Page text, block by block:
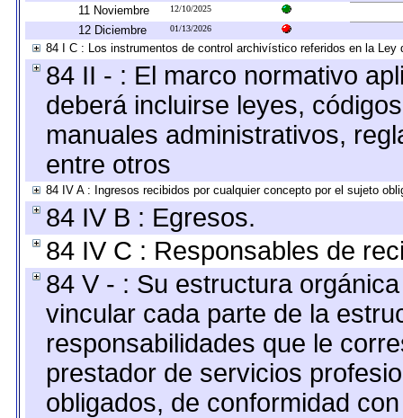
11 Noviembre 12/10/2025
12 Diciembre 01/13/2026
84 I C : Los instrumentos de control archivístico referidos en la
84 II - : El marco normativo
deberá incluirse leyes,
manuales administrativos,
entre otros
84 IV A : Ingresos recibidos por cualquier concepto por el sujeto
84 IV B : Egresos.
84 IV C : Responsables de
84 V - : Su estructura
vincular cada parte de la
responsabilidades que le
prestador de servicios
obligados, de conformidad